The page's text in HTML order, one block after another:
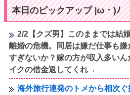
本日のピックアップ |ω・)ﾉ
2/2【クズ男】このままでは結
離婚の危機。同居は嫌だ仕事も
すぎないか？嫁の方が収入多い
イクの借金返してくれ→
海外旅行連発のトメから相次